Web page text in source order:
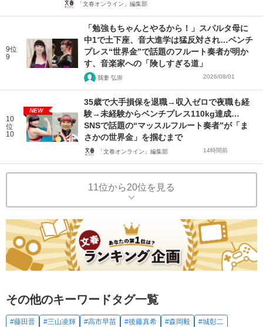
「文春オンライン」編集部
9位
9
「勉強もちゃんとやるから！」スパルタ母に
中1で土下座、音大進学は猛反対され…ベンチ
プレス“世界金”で話題のフルート奏者が明か
す、音楽家への「険しすぎる道」
我妻 弘崇 2026/08/01
10
位
10
NEW
35歳で大手損保を退職→収入ゼロで夜職も経
験→未経験からベンチプレス110kg達成…
SNSで話題の“マッスルフルート奏者”が「ま
さかの世界金」を掴むまで
「文春オンライン」編集部 14時間前
11位から20位を見る
その他のキーワードタグ一覧
#藤田晋 #三山凌輝 #高市早苗 #後藤真希 #森岡毅
#城彰二